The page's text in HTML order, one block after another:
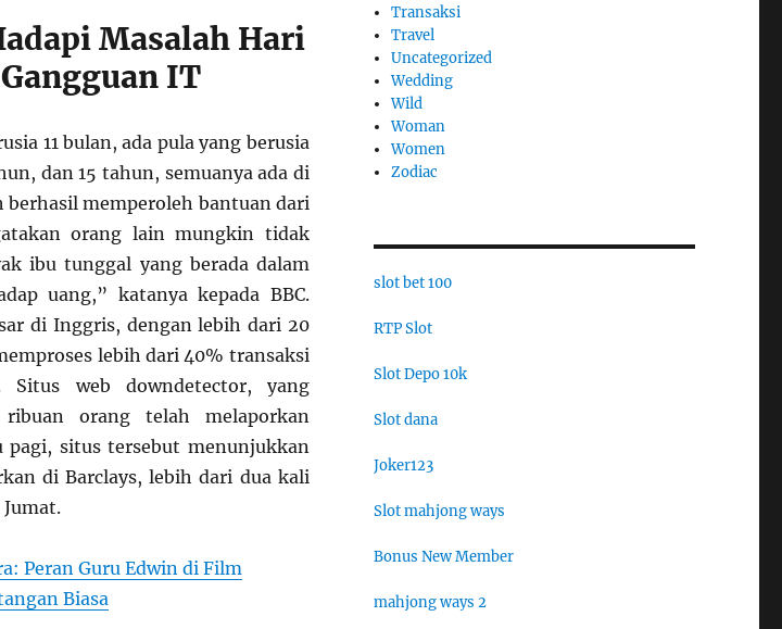
Masalah Hari
IT
11 bulan, ada pula yang berusia
dan 15 tahun, semuanya ada di
berhasil memperoleh bantuan dari
orang lain mungkin tidak
ibu tunggal yang berada dalam
uang,” katanya kepada BBC.
di Inggris, dengan lebih dari 20
lebih dari 40% transaksi
web downdetector, yang
ribuan orang telah melaporkan
pagi, situs tersebut menunjukkan
di Barclays, lebih dari dua kali
Peran Guru Edwin di Film
Biasa
Transaksi
Travel
Uncategorized
Wedding
Wild
Woman
Women
Zodiac
slot bet 100
RTP Slot
Slot Depo 10k
Slot dana
Joker123
Slot mahjong ways
Bonus New Member
mahjong ways 2